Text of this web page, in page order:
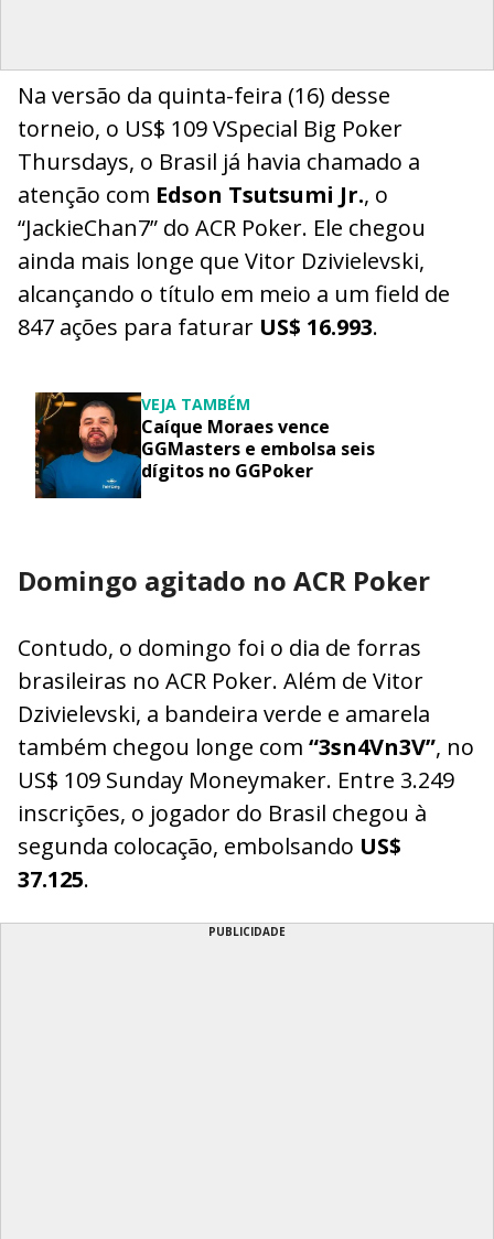
Na versão da quinta-feira (16) desse
torneio, o US$ 109 VSpecial Big Poker
Thursdays, o Brasil já havia chamado a
atenção com Edson Tsutsumi Jr., o
“JackieChan7” do ACR Poker. Ele chegou
ainda mais longe que Vitor Dzivielevski,
alcançando o título em meio a um field de
847 ações para faturar US$ 16.993.
VEJA TAMBÉM
Caíque Moraes vence
GGMasters e embolsa seis
dígitos no GGPoker
Domingo agitado no ACR Poker
Contudo, o domingo foi o dia de forras
brasileiras no ACR Poker. Além de Vitor
Dzivielevski, a bandeira verde e amarela
também chegou longe com “3sn4Vn3V”, no
US$ 109 Sunday Moneymaker. Entre 3.249
inscrições, o jogador do Brasil chegou à
segunda colocação, embolsando US$
37.125.
PUBLICIDADE